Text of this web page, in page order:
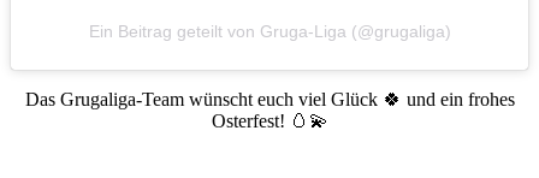
Ein Beitrag geteilt von Gruga-Liga (@grugaliga)
Das Grugaliga-Team wünscht euch viel Glück 🍀 und ein frohes
Osterfest! 🥚💫